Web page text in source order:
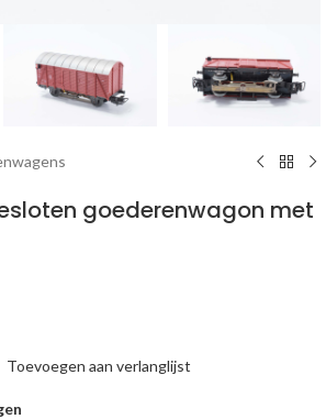
goederenwagon met
Toevoegen aan verlanglijst